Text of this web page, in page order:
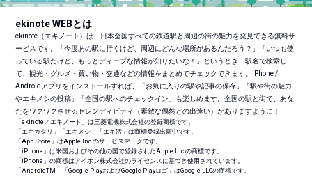
ekinote WEBとは
ekinote（エキノート）は、日本全国すべての鉄道駅と周辺の街の魅力を発見できる無料サ
ービスです。「今度あの駅に行くけど、周辺にどんな場所があるんだろう？」「いつも使
っている駅だけど、もっとディープな情報が知りたいな！」というとき、駅名で検索し
て、観光・グルメ・買い物・交通などの情報をまとめてチェックできます。iPhone /
Androidアプリをインストールすれば、「お気に入りの駅や記事の保存」「駅や街の魅力
やエキメシの投稿」「全国の駅へのチェックイン」も楽しめます。全国の駅と街で、あな
たをワクワクさせるセレンディピティ（素敵な偶然との出逢い）がありますように！
「ekinote／エキノート」は三菱電機株式会社の登録商標です。
「エキガタリ」「エキメシ」「エキ活」は商標登録出願中です。
「App Store」はApple Inc.のサービスマークです。
「iPhone」は米国およびその他の国で登録されたApple Inc.の商標です。
「iPhone」の商標はアイホン株式会社のライセンスに基づき使用されています。
「AndroidTM 」「Google PlayおよびGoogle Playロゴ」はGoogle LLCの商標です。